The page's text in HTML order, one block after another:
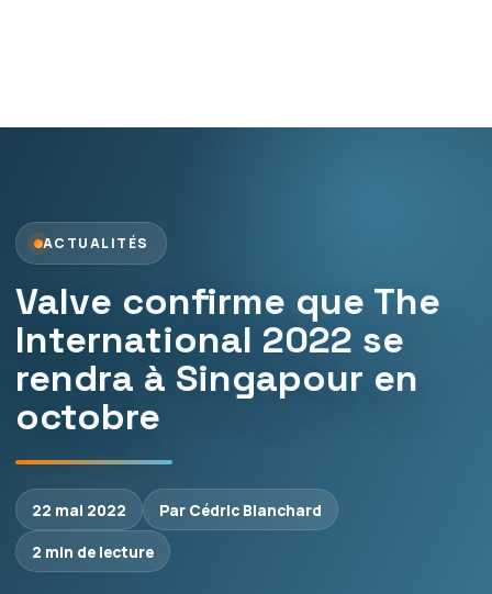
ACTUALITÉS
Valve confirme que The
International 2022 se
rendra à Singapour en
octobre
22 mai 2022
Par Cédric Blanchard
2 min de lecture